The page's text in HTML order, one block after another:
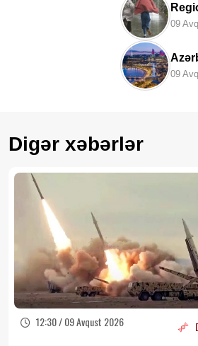
09
09
Digər xəbərlər
12:30 / 09 Avqust 2026